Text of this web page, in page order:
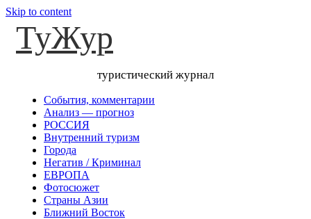
Skip to content
ТуЖур
туристический журнал
События, комментарии
Анализ — прогноз
РОССИЯ
Внутренний туризм
Города
Негатив / Криминал
ЕВРОПА
Фотосюжет
Страны Азии
Ближний Восток